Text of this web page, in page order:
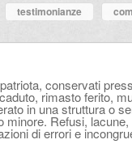
testimonianze
conservati
rimasto ferito,
in una struttura o
Refusi,
di errori e